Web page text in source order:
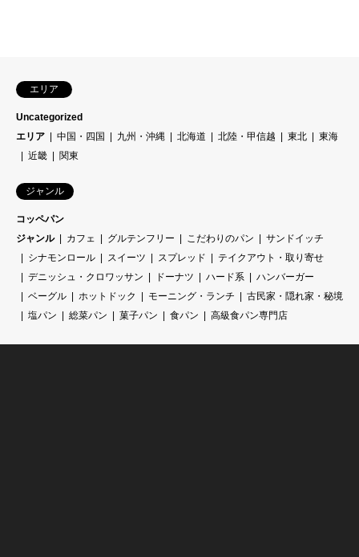
エリア
Uncategorized
エリア
中国・四国 九州・沖縄 北海道 北陸・甲信越 東北
東海
近畿
関東
ジャンル
コッペパン
ジャンル
カフェ グルテンフリー こだわりのパン
サンドイッチ
シナモンロール
スイーツ スプレッド
テイクアウト・取り寄せ
デニッシュ・クロワッサン
ドーナツ ハード系
ハンバーガー
ベーグル
ホットドック モーニング・ランチ
古民家・隠れ家・秘境
塩パン
総菜パン 菓子パン 食パン 高級食パン専門店